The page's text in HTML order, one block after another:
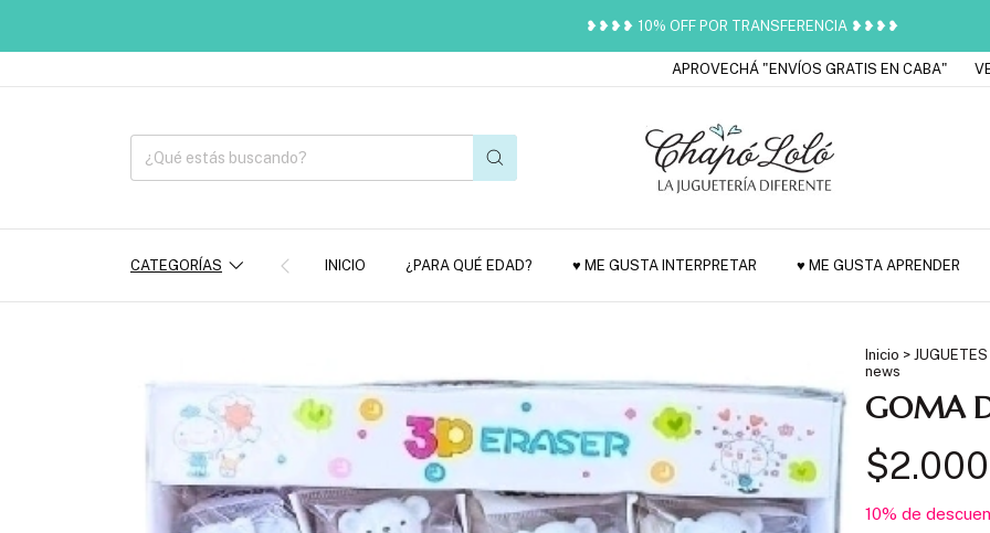
❥❥❥❥ 10% OFF POR TRANSFERENCIA ❥❥❥❥
APROVECHÁ "ENVÍOS GRATIS EN CABA" VENÍ A
CATEGORÍAS INICIO ¿PARA QUÉ EDAD? ♥ ME GUSTA INTERPRETAR ♥ ME GUSTA APRENDER
Inicio >
news
GOMA
$2.000
10% de